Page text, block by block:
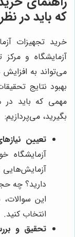
که باید در
خرید تجهیزات
آزمایشگاه و
می‌تواند به
بهبود نتایج
مهمی که باید در
بگیرید، می‌پردازیم:
تعیین
آزمایشگاه
دارید؟ چه
این
انتخاب کنید.
تحقیق و